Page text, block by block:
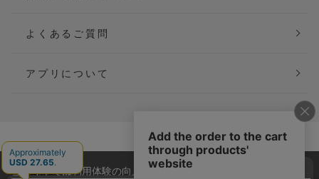
よくあるご質問
アプリについて
会社概要
特定商取引法に基づく表記
ご利用規約
当サイトでは利用体験の向上およびコンテンツの最適な提供、ト